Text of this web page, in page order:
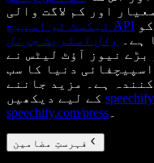
اور کم لاگت والی
ٹیکسٹ ٹو اسپیچ API
ہے۔
وال اسٹریٹ جرنل
بڑے نیوز آؤٹ لیٹس نے
دنیا کا سب
ہے۔ مزید جاننے
speechify.com/press
فہرستِ مضامین